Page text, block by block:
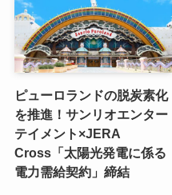
ピューロランドの脱炭素化
を推進！サンリオエンター
テイメント×JERA
Cross「太陽光発電に係る
電力需給契約」締結